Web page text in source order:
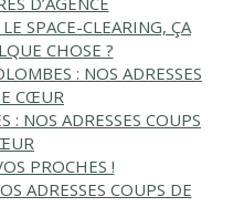
SPACE-CLEARING, ÇA
CHOSE ?
: NOS ADRESSES
CŒUR
: NOS ADRESSES COUPS
PROCHES !
ADRESSES COUPS DE